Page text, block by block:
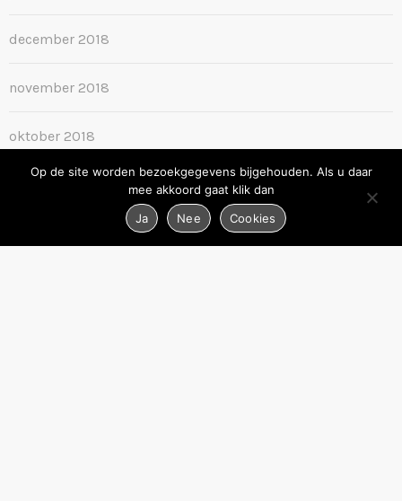
december 2018
november 2018
oktober 2018
september 2018
Op de site worden bezoekgegevens bijgehouden. Als u daar
mee akkoord gaat klik dan
Ja
Nee Cookies